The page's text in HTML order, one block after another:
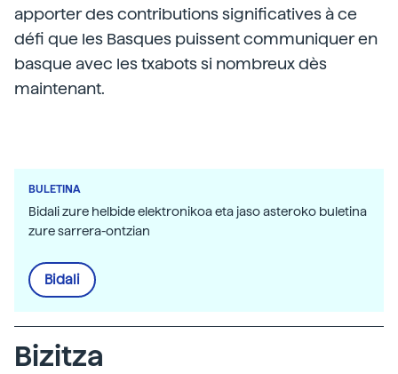
apporter des contributions significatives à ce
défi que les Basques puissent communiquer en
basque avec les txabots si nombreux dès
maintenant.
BULETINA
Bidali zure helbide elektronikoa eta jaso asteroko buletina
zure sarrera-ontzian
Bidali
Bizitza